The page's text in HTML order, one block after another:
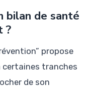
bilan de santé
?
propose
tranches
de son